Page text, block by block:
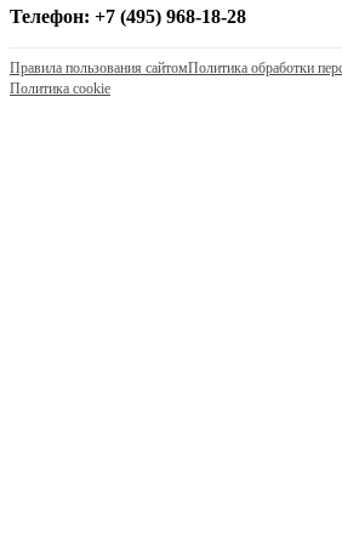
Телефон: +7 (495) 968-18-28
Правила пользования сайтомПолитика обработки
Политика cookie